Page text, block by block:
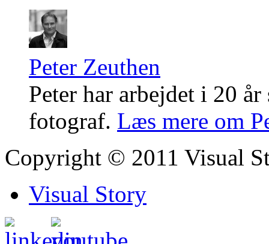
Peter Zeuthen
Peter har arbejdet i 20
fotograf. Læs mere om
Copyright © 2011 Visual
Visual Story